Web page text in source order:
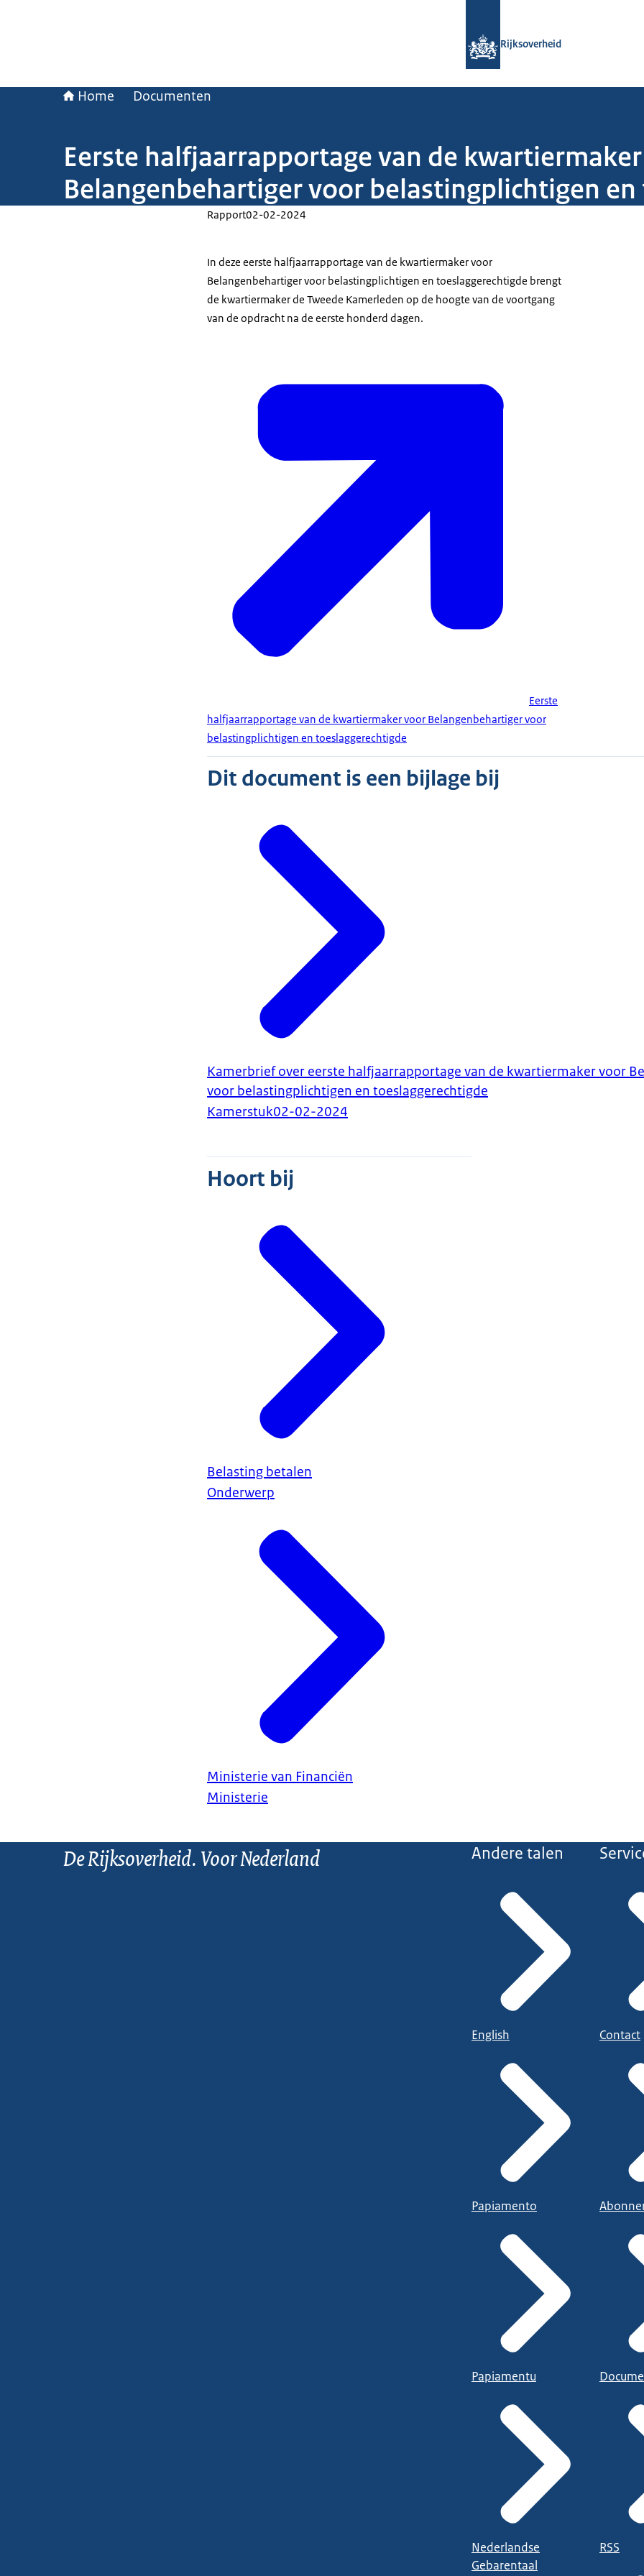
Rijksoverheid
Home Documenten
Eerste halfjaarrapportage van de
Belangenbehartiger voor belastingplichtigen
Rapport02-02-2024
In deze eerste halfjaarrapportage van de kwartiermaker voor
Belangenbehartiger voor belastingplichtigen en toeslaggerechtigde brengt
de kwartiermaker de Tweede Kamerleden op de hoogte van de voortgang
van de opdracht na de eerste honderd dagen.
Eerste
halfjaarrapportage van de kwartiermaker voor Belangenbehartiger voor
belastingplichtigen en toeslaggerechtigde
Dit document is een bijlage bij
Kamerbrief over eerste halfjaarrapportage van de kwartiermaker voor
voor belastingplichtigen en toeslaggerechtigde
Kamerstuk02-02-2024
Hoort bij
Belasting betalen
Onderwerp
Ministerie van Financiën
Ministerie
De Rijksoverheid. Voor Nederland Andere talen
English
Papiamento
Papiamentu
Nederlandse
Gebarentaal
Contact
RSS